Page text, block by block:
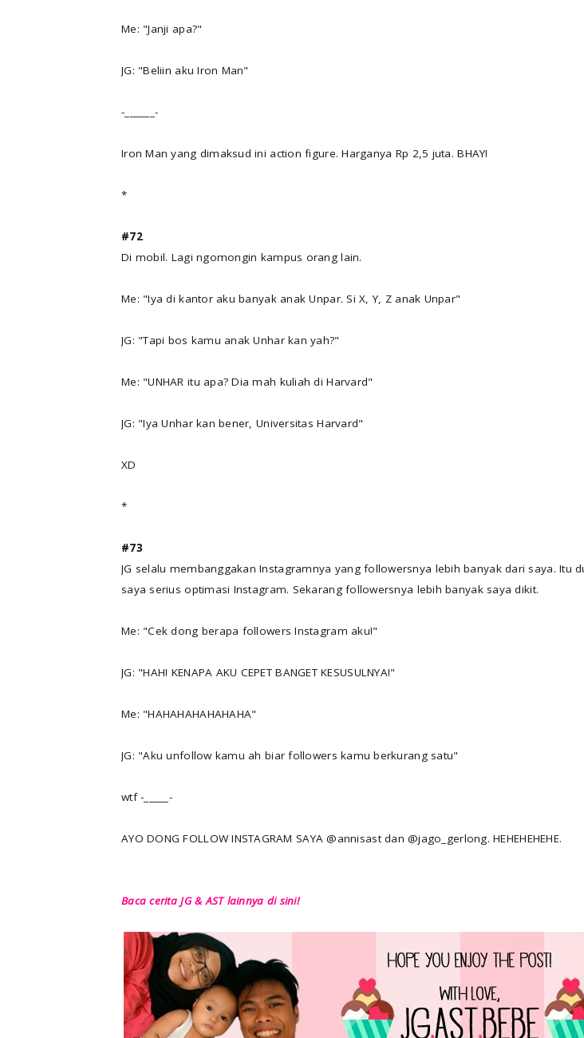
Me: "Janji apa?"
JG: "Beliin aku Iron Man"
-______-
Iron Man yang dimaksud ini action figure. Harganya Rp 2,5 juta. BHAY!
*
#72
Di mobil. Lagi ngomongin kampus orang lain.
Me: "Iya di kantor aku banyak anak Unpar. Si X, Y, Z anak Unpar"
JG: "Tapi bos kamu anak Unhar kan yah?"
Me: "UNHAR itu apa? Dia mah kuliah di Harvard"
JG: "Iya Unhar kan bener, Universitas Harvard"
XD
*
#73
JG selalu membanggakan Instagramnya yang followersnya lebih banyak dari saya. Itu
saya serius optimasi Instagram. Sekarang followersnya lebih banyak saya dikit.
Me: "Cek dong berapa followers Instagram aku!"
JG: "HAH! KENAPA AKU CEPET BANGET KESUSULNYA!"
Me: "HAHAHAHAHAHAHA"
JG: "Aku unfollow kamu ah biar followers kamu berkurang satu"
wtf -_____-
AYO DONG FOLLOW INSTAGRAM SAYA @annisast dan @jago_gerlong. HEHEHEHEHE.
Baca cerita JG & AST lainnya di sini!